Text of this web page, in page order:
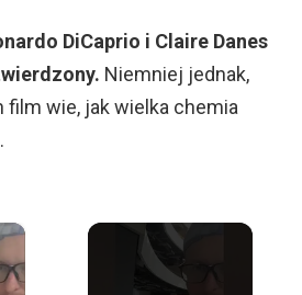
DiCaprio i Claire Danes
Niemniej jednak,
film wie, jak wielka chemia
×